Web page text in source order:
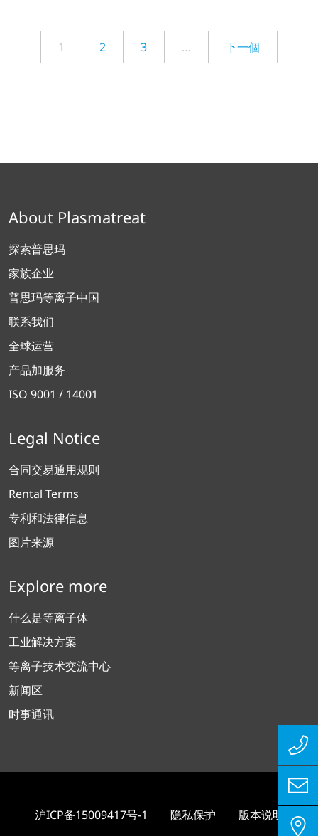
1 2 3 … 下一個
About Plasmatreat
探索普思玛
家族企业
普思玛等离子中国
联系我们
全球运营
产品加服务
ISO 9001 / 14001
Legal Notice
合同交易通用规则
Rental Terms
专利和法律信息
图片来源
Explore more
什么是等离子体
工业解决方案
等离子技术交流中心
新闻区
时事通讯
沪ICP备15009417号-1 隐私保护 版本说明